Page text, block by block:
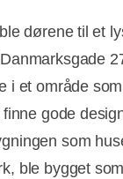
dørene til et
i et område
gode
som
ble bygget